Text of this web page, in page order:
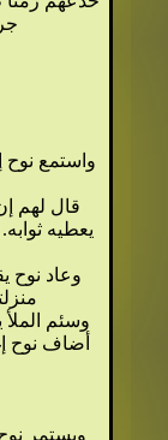
جراحهم وآلامهم بالرحمة.. أما
واستمع نوح إلى كفار قومه وأدرك أنهم يعاندون، ورغم ذلك كان طيبا في رده. أفهم قومه
منزلته ليست كمنزلة
وسئم الملأ يومها من هذا الجدل الذي يجادله نوح. قال تعالى (قَالُواْ يَانُوحُ قَدْ جَادَلْتَنَا فَأَكْثَرْتَ جِدَالَنَا فَأْتَنِا بِمَا تَعِدُنَا إِن كُنتَ مِنَ الصَّادِقِينَ(32)قَالَ إِنَّمَا يَأْتِيكُم بِهِ اللّهُ إِن شَاء وَمَا أَنتُم بِمُعْجِزِينَ(33)وَلاَ يَنفَعُكُمْ نُصْحِي إِنْ أَرَدتُّ أَنْ أَنصَحَ لَكُمْ إِن كَانَ اللّهُ يُرِيدُ أَن يُغْوِيَكُمْ هُوَرَبُّكُمْ وَإِلَيْهِ تُرْجَعُونَ)[3]